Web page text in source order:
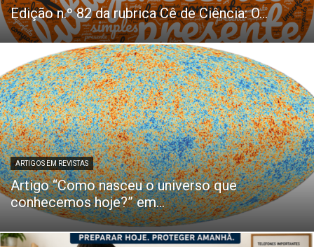
Edição n.º 82 da rubrica Cê de Ciência: O...
ARTIGOS EM REVISTAS
Artigo “Como nasceu o universo que
conhecemos hoje?” em...